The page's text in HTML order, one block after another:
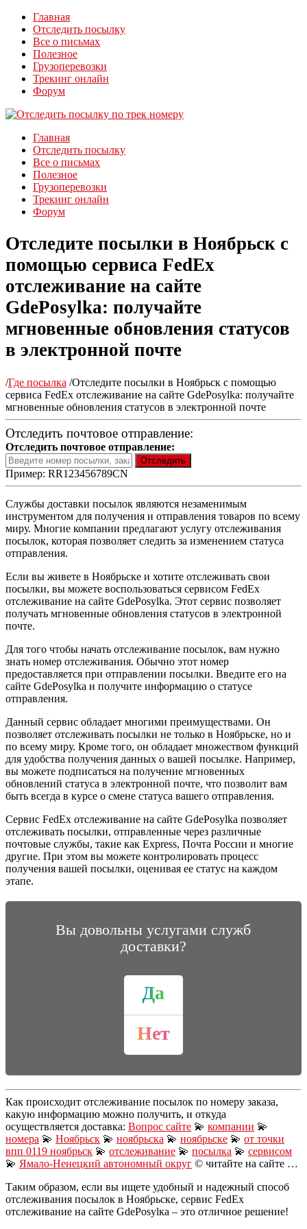
Главная
Отследить посылку
Все о письмах
Полезное
Грузоперевозки
Трекинг онлайн
Форум
Главная
Отследить посылку
Все о письмах
Полезное
Грузоперевозки
Трекинг онлайн
Форум
Отследите посылки в Ноябрьск с
помощью сервиса FedEx
отслеживание на сайте
GdePosylka: получайте
мгновенные обновления статусов
в электронной почте
/Где посылка /Отследите посылки в Ноябрьск с помощью
сервиса FedEx отслеживание на сайте GdePosylka: получайте
мгновенные обновления статусов в электронной почте
Отследить почтовое отправление:
Отследить почтовое отправление:
Пример: RR123456789CN
Службы доставки посылок являются незаменимым
инструментом для получения и отправления товаров по всему
миру. Многие компании предлагают услугу отслеживания
посылок, которая позволяет следить за изменением статуса
отправления.
Если вы живете в Ноябрьске и хотите отслеживать свои
посылки, вы можете воспользоваться сервисом FedEx
отслеживание на сайте GdePosylka. Этот сервис позволяет
получать мгновенные обновления статусов в электронной
почте.
Для того чтобы начать отслеживание посылок, вам нужно
знать номер отслеживания. Обычно этот номер
предоставляется при отправлении посылки. Введите его на
сайте GdePosylka и получите информацию о статусе
отправления.
Данный сервис обладает многими преимуществами. Он
позволяет отслеживать посылки не только в Ноябрьске, но и
по всему миру. Кроме того, он обладает множеством функций
для удобства получения данных о вашей посылке. Например,
вы можете подписаться на получение мгновенных
обновлений статуса в электронной почте, что позволит вам
быть всегда в курсе о смене статуса вашего отправления.
Сервис FedEx отслеживание на сайте GdePosylka позволяет
отслеживать посылки, отправленные через различные
почтовые службы, такие как Express, Почта России и многие
другие. При этом вы можете контролировать процесс
получения вашей посылки, оценивая ее статус на каждом
этапе.
Вы довольны услугами служб
доставки?
Да
Нет
Как происходит отслеживание посылок по номеру заказа,
какую информацию можно получить, и откуда
осуществляется доставка: Вопрос сайте 💫 компании 💫
номера 💫 Ноябрьск 💫 ноябрьска 💫 ноябрьске 💫 от точки
впп 0119 ноябрьск 💫 отслеживание 💫 посылка 💫 сервисом
💫 Ямало-Ненецкий автономный округ © читайте на сайте …
Таким образом, если вы ищете удобный и надежный способ
отслеживания посылок в Ноябрьске, сервис FedEx
отслеживание на сайте GdePosylка – это отличное решение!